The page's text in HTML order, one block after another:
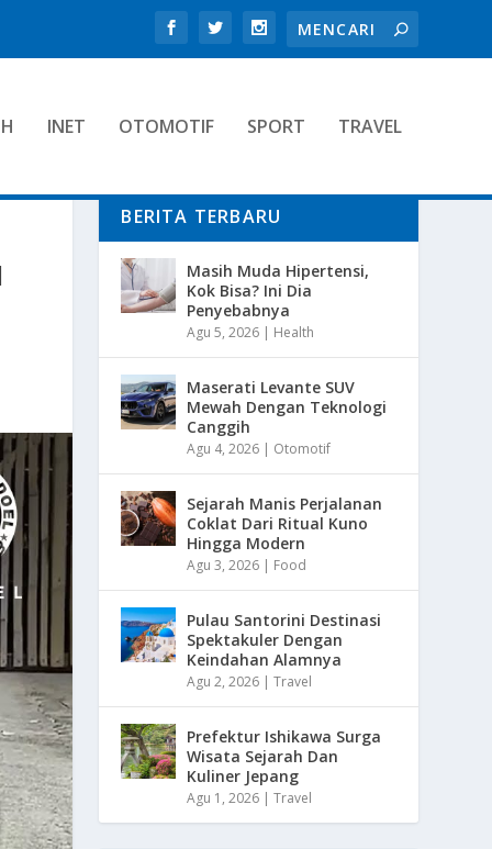
INET OTOMOTIF SPORT TRAVEL
BERITA TERBARU
Masih Muda Hipertensi,
Kok Bisa? Ini Dia
Penyebabnya
Agu 5, 2026 | Health
Maserati Levante SUV
Mewah Dengan Teknologi
Canggih
Agu 4, 2026 | Otomotif
Sejarah Manis Perjalanan
Coklat Dari Ritual Kuno
Hingga Modern
Agu 3, 2026 | Food
Pulau Santorini Destinasi
Spektakuler Dengan
Keindahan Alamnya
Agu 2, 2026 |Travel
Prefektur Ishikawa Surga
Wisata Sejarah Dan
Kuliner Jepang
Agu 1, 2026 |Travel